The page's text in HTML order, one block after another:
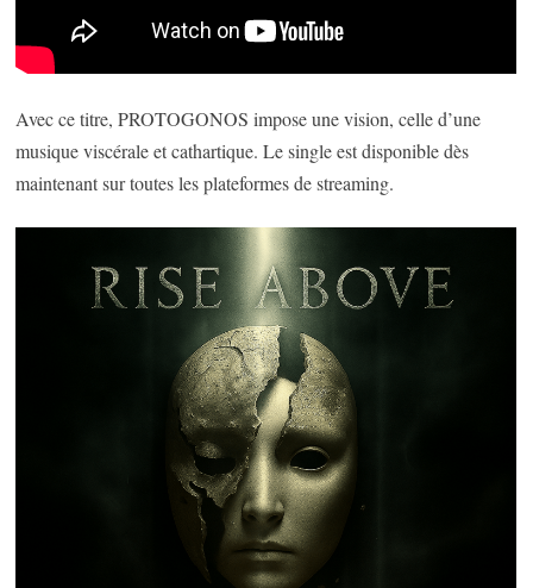
Avec ce titre, PROTOGONOS impose une vision, celle d’une
musique viscérale et cathartique. Le single est disponible dès
maintenant sur toutes les plateformes de streaming.